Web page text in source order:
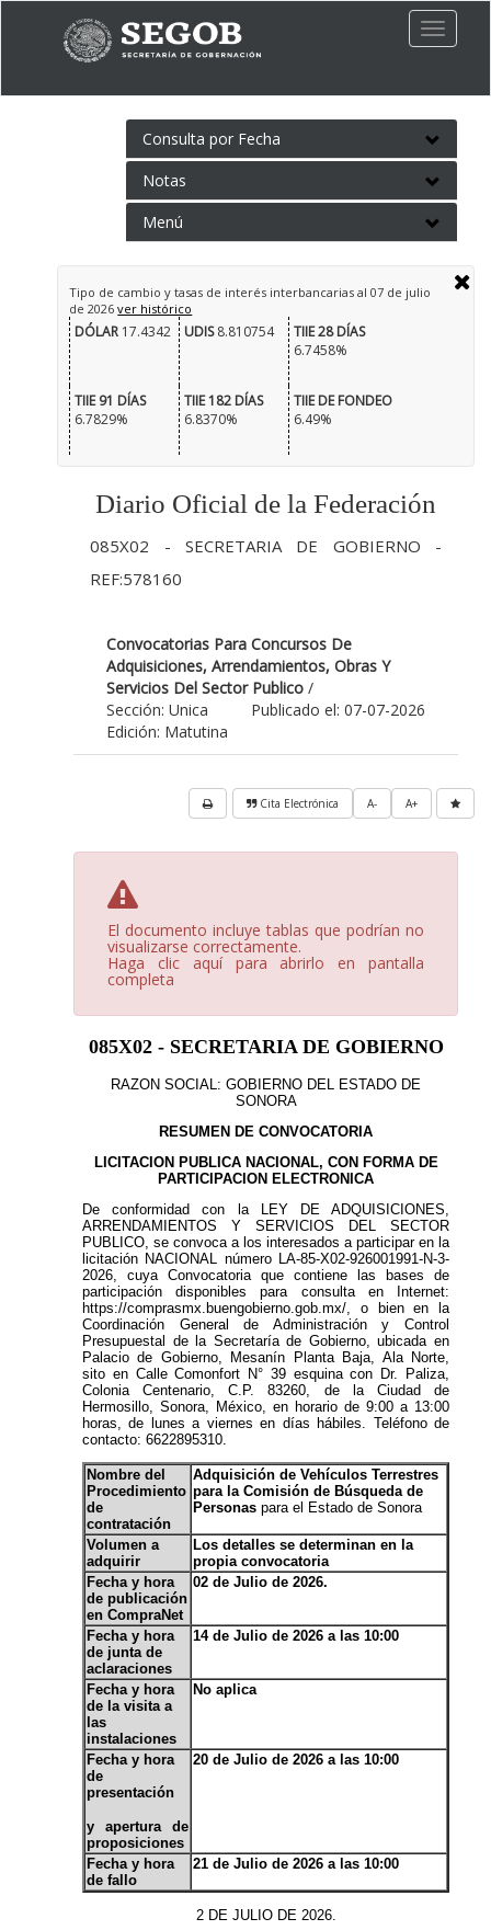
Toggle
Consulta por Fecha
Notas
Menú
Tipo de cambio y tasas de interés interbancarias al 07 de julio
de 2026ver histórico
DÓLAR17.4342 UDIS8.810754
TIIE 28 DÍAS
6.7458%
TIIE 91 DÍAS
6.7829%
TIIE 182 DÍAS
6.8370%
TIIE DE FONDEO
6.49%
Diario Oficial de la Federación
085X02 - SECRETARIA DE GOBIERNO -
REF:578160
Convocatorias Para Concursos De
Adquisiciones, Arrendamientos, Obras Y
Servicios Del Sector Publico /
Publicado el: 07-07-2026
Sección: Unica
Edición: Matutina
A+
A-
Cita Electrónica
El documento incluye tablas que podrían no
visualizarse correctamente.
Haga clic aquí para abrirlo en pantalla
completa